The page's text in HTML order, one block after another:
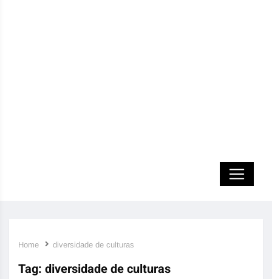
Home diversidade de culturas
Tag: diversidade de culturas